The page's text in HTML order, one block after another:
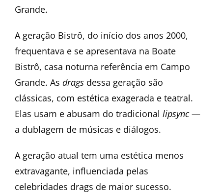
Grande.
A geração Bistrô, do início dos anos 2000,
frequentava e se apresentava na Boate
Bistrô, casa noturna referência em Campo
Grande. As drags dessa geração são
clássicas, com estética exagerada e teatral.
Elas usam e abusam do tradicional lipsync—
a dublagem de músicas e diálogos.
A geração atual tem uma estética menos
extravagante, influenciada pelas
celebridades drags de maior sucesso.